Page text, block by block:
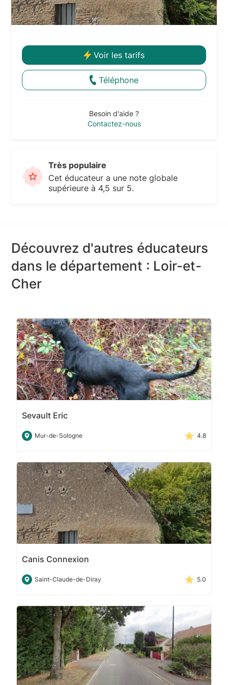
Voir les tarifs
Téléphone
Besoin d'aide ?
Contactez-nous
Très populaire
Cet éducateur a une note globale
supérieure à 4,5 sur 5.
Découvrez d'autres éducateurs
dans le département : Loir-et-
Cher
Sevault Eric
Mur-de-Sologne 4.8
Canis Connexion
Saint-Claude-de-Diray 5.0